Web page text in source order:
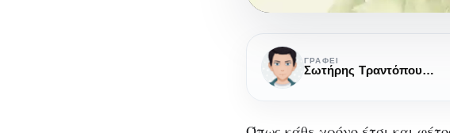
Android
12:
Ποιες
ΓΡΆΦΕΙ
Σωτήρης Τραντόπουλος